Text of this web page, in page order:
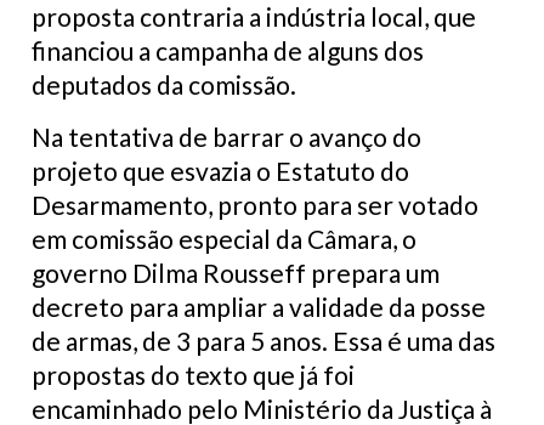
proposta contraria a indústria local, que
financiou a campanha de alguns dos
deputados da comissão.
Na tentativa de barrar o avanço do
projeto que esvazia o Estatuto do
Desarmamento, pronto para ser votado
em comissão especial da Câmara, o
governo Dilma Rousseff prepara um
decreto para ampliar a validade da posse
de armas, de 3 para 5 anos. Essa é uma das
propostas do texto que já foi
encaminhado pelo Ministério da Justiça à